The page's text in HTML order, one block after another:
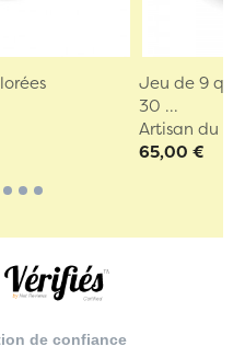
Jeu de 9
30 ...
Artisan du
65,00 €
de confiance